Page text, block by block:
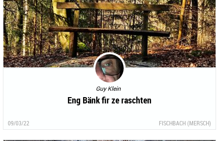
Guy Klein
Eng Bänk fir ze raschten
09/03/22 FISCHBACH (MERSCH)